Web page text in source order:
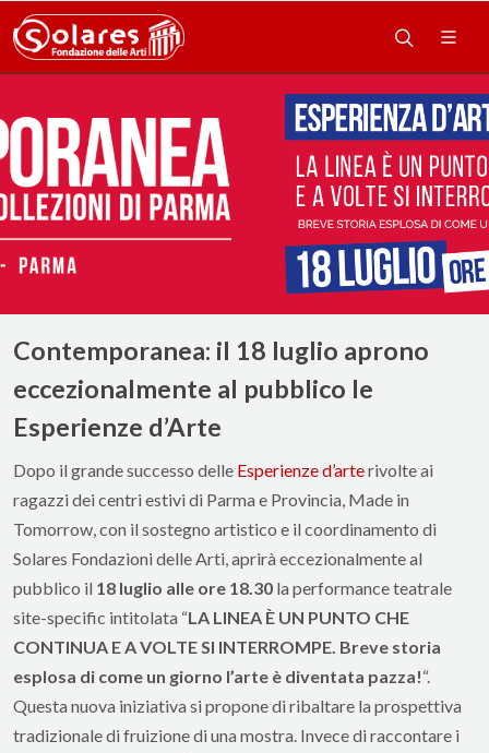
Contemporanea: il 18 luglio aprono
eccezionalmente al pubblico le
Esperienze d’Arte
Dopo il grande successo delle Esperienze d’arterivolte ai
ragazzi dei centri estivi di Parma e Provincia, Made in
Tomorrow, con il sostegno artistico e il coordinamento di
Solares Fondazioni delle Arti, aprirà eccezionalmente al
pubblico il 18 luglio alle ore 18.30 la performance teatrale
site-specific intitolata “LA LINEA È UN PUNTO CHE
CONTINUA E A VOLTE SI INTERROMPE. Breve storia
esplosa di come un giorno l’arte è diventata pazza!“.
Questa nuova iniziativa si propone di ribaltare la prospettiva
tradizionale di fruizione di una mostra. Invece di raccontare i